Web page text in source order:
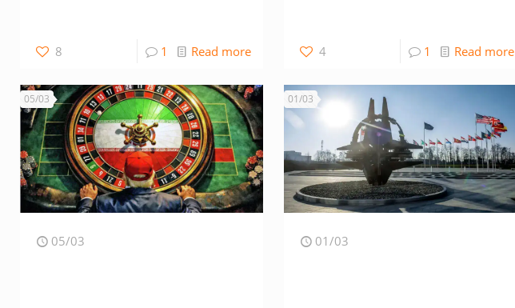
8 1 Read more 4 1 Read more
05/03
05/03
01/03
01/03